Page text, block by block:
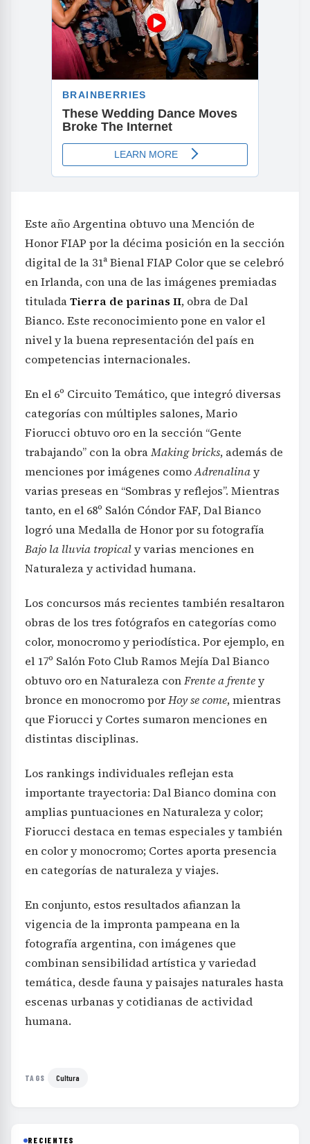
Este año Argentina obtuvo una Mención de
Honor FIAP por la décima posición en la sección
digital de la 31ª Bienal FIAP Color que se celebró
en Irlanda, con una de las imágenes premiadas
tituladaTierra de parinas II, obra de Dal
Bianco. Este reconocimiento pone en valor el
nivel y la buena representación del país en
competencias internacionales.
En el 6º Circuito Temático, que integró diversas
categorías con múltiples salones, Mario
Fiorucci obtuvo oro en la sección “Gente
trabajando” con la obraMaking bricks, además de
menciones por imágenes comoAdrenalinay
varias preseas en “Sombras y reflejos”. Mientras
tanto, en el 68º Salón Cóndor FAF, Dal Bianco
logró una Medalla de Honor por su fotografía
Bajo la lluvia tropicaly varias menciones en
Naturaleza y actividad humana.
Los concursos más recientes también resaltaron
obras de los tres fotógrafos en categorías como
color, monocromo y periodística. Por ejemplo, en
el 17º Salón Foto Club Ramos Mejía Dal Bianco
obtuvo oro en Naturaleza conFrente a frentey
bronce en monocromo porHoy se come, mientras
que Fiorucci y Cortes sumaron menciones en
distintas disciplinas.
Los rankings individuales reflejan esta
importante trayectoria: Dal Bianco domina con
amplias puntuaciones en Naturaleza y color;
Fiorucci destaca en temas especiales y también
en color y monocromo; Cortes aporta presencia
en categorías de naturaleza y viajes.
En conjunto, estos resultados afianzan la
vigencia de la impronta pampeana en la
fotografía argentina, con imágenes que
combinan sensibilidad artística y variedad
temática, desde fauna y paisajes naturales hasta
escenas urbanas y cotidianas de actividad
humana.
TAGS Cultura
RECIENTES